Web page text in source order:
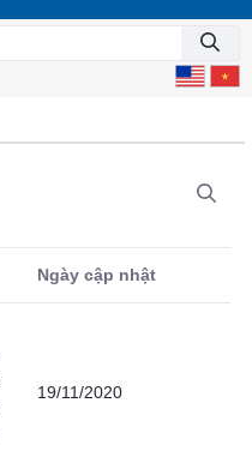
Ngày cập nhật
19/11/2020